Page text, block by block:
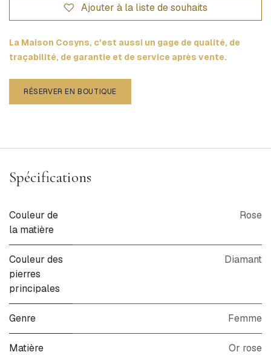
Ajouter à la liste de souhaits
La Maison Cosyns, c'est aussi un gage de qualité, de
traçabilité, de garantie et de service après vente.
RÉSERVER EN BOUTIQUE
Spécifications
Couleur de
la matière
Rose
Couleur des
pierres
principales
Diamant
Genre Femme
Matière
Or rose